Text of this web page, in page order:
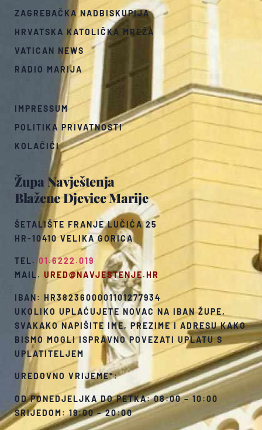
Župa Navještenja
Blažene Djevice Marije
ŠETALIŠTE FRANJE LUČIĆA 25
HR-10410 VELIKA GORICA
TEL.01.6222.019
MAIL. URED@NAVJESTENJE.HR
IBAN: HR3823600001101277934
UKOLIKO UPLAĆUJETE NOVAC NA IBAN ŽUPE,
SVAKAKO NAPIŠITE IME, PREZIME I ADRESU KAKO
BISMO MOGLI ISPRAVNO POVEZATI UPLATU S
UPLATITELJEM
UREDOVNO VRIJEME*:
OD PONEDJELJKA DO PETKA: 08:00 – 10:00
SRIJEDOM: 19:00 – 20:00
ZAGREBAČKA NADBISKUPIJA
HRVATSKA KATOLIČKA MREŽA
VATICAN NEWS
RADIO MARIJA
IMPRESSUM
POLITIKA PRIVATNOSTI
KOLAČIĆI